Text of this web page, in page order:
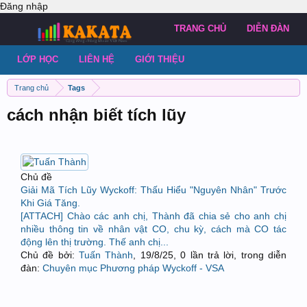
Đăng nhập
Trang chủ Tags
cách nhận biết tích lũy
Chủ đề
Giải Mã Tích Lũy Wyckoff: Thấu Hiểu "Nguyên Nhân" Trước
Khi Giá Tăng.
[ATTACH] Chào các anh chị, Thành đã chia sẻ cho anh chị
nhiều thông tin về nhân vật CO, chu kỳ, cách mà CO tác
động lên thị trường. Thế anh chị...
Chủ đề bởi:Tuấn Thành 19/8/25, 0 lần trả lời, trong diễn
đàn: Chuyên mục Phương pháp Wyckoff - VSA
TRANG CHỦ DIỄN ĐÀN
LỚP HỌC LIÊN HỆ GIỚI THIỆU